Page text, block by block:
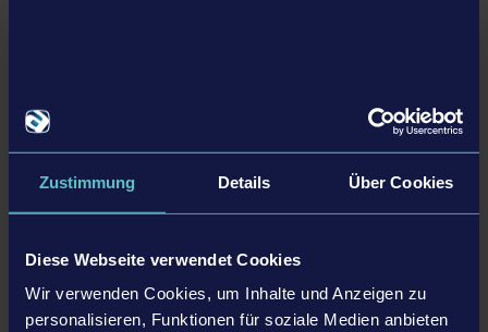
Zustimmung Details Über Cookies
Diese Webseite verwendet Cookies
Wir verwenden Cookies, um Inhalte und Anzeigen zu
personalisieren, Funktionen für soziale Medien anbieten
Interactive GmbH ©2024 Unreal®, Unreal Engine™,
logo are trade­marks or registered trademarks of Epic
Amazon.de